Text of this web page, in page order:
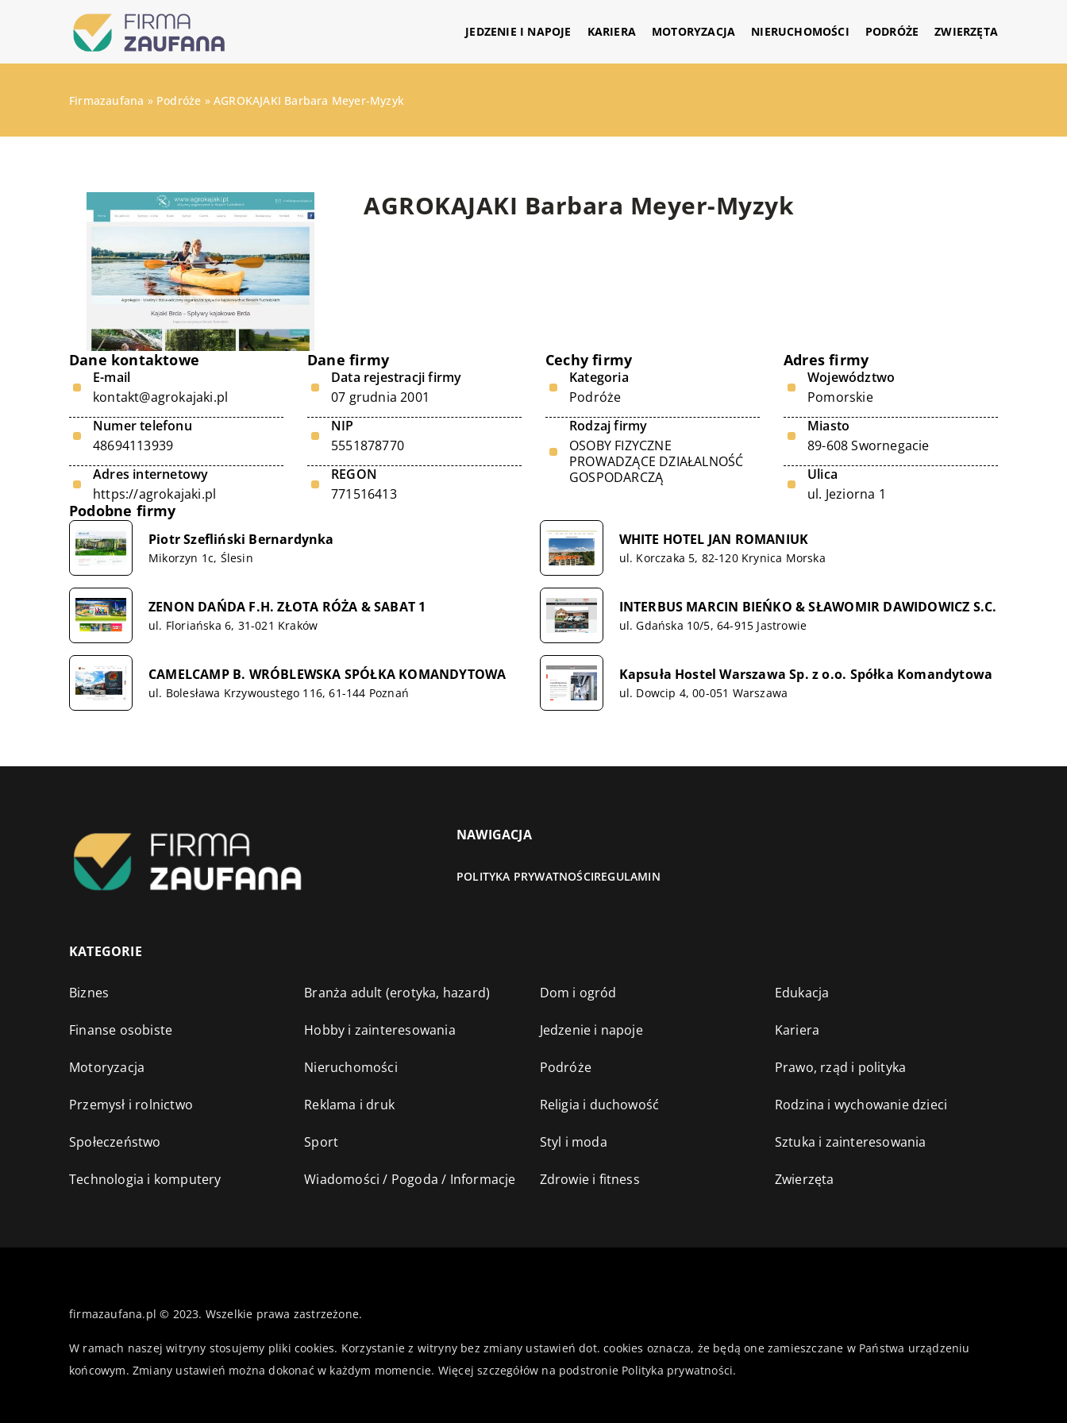
JEDZENIE I NAPOJE KARIERA MOTORYZACJA NIERUCHOMOŚCI PODRÓŻE ZWIERZĘTA
Firmazaufana » Podróże »AGROKAJAKI Barbara Meyer-Myzyk
AGROKAJAKI Barbara Meyer-Myzyk
Dane kontaktowe
E-mail
kontakt@agrokajaki.pl
Numer telefonu
48694113939
Adres internetowy
https://agrokajaki.pl
Dane firmy
Data rejestracji firmy
07 grudnia 2001
NIP
5551878770
REGON
771516413
Cechy firmy
Kategoria
Podróże
Rodzaj firmy
OSOBY FIZYCZNE
PROWADZĄCE DZIAŁALNOŚĆ
GOSPODARCZĄ
Adres firmy
Województwo
Pomorskie
Miasto
89-608 Swornegacie
Ulica
ul. Jeziorna 1
Podobne firmy
Piotr Szefliński Bernardynka
Mikorzyn 1c, Ślesin
WHITE HOTEL JAN ROMANIUK
ul. Korczaka 5, 82-120 Krynica Morska
ZENON DAŃDA F.H. ZŁOTA RÓŻA & SABAT 1
ul. Floriańska 6, 31-021 Kraków
INTERBUS MARCIN BIEŃKO & SŁAWOMIR DAWIDOWICZ S.C.
ul. Gdańska 10/5, 64-915 Jastrowie
CAMELCAMP B. WRÓBLEWSKA SPÓŁKA KOMANDYTOWA
ul. Bolesława Krzywoustego 116, 61-144 Poznań
Kapsuła Hostel Warszawa Sp. z o.o. Spółka Komandytowa
ul. Dowcip 4, 00-051 Warszawa
NAWIGACJA
POLITYKA PRYWATNOŚCIREGULAMIN
KATEGORIE
Biznes Branża adult (erotyka, hazard) Dom i ogród Edukacja
Finanse osobiste Hobby i zainteresowania Jedzenie i napoje Kariera
Motoryzacja Nieruchomości Podróże Prawo, rząd i polityka
Przemysł i rolnictwo Reklama i druk Religia i duchowość Rodzina i wychowanie dzieci
Społeczeństwo Sport Styl i moda Sztuka i zainteresowania
Technologia i komputery Wiadomości / Pogoda / Informacje Zdrowie i fitness Zwierzęta
firmazaufana.pl © 2023. Wszelkie prawa zastrzeżone.
W ramach naszej witryny stosujemy pliki cookies. Korzystanie z witryny bez zmiany ustawień dot. cookies oznacza, że będą one zamieszczane w Państwa urządzeniu
końcowym. Zmiany ustawień można dokonać w każdym momencie. Więcej szczegółów na podstronie Polityka prywatności.